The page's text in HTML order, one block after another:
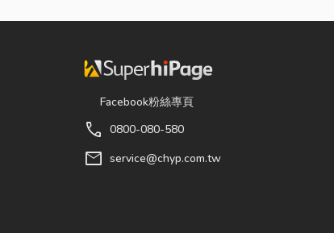
Facebook粉絲專頁
call 0800-080-580
mail service@chyp.com.tw